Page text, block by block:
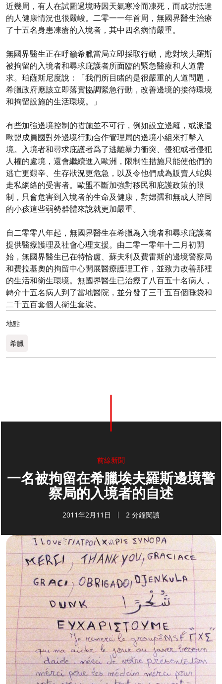
近幾周，有人在試圖過境時因天氣寒冷而凍死，而成功抵達
的人健康情況也很嚴峻。二零一一年首周，無國界醫生治療
了十五名身患凍瘡的入境者，其中四名病情嚴重。
無國界醫生正在呼籲希臘當局立即採取行動，應對埃夫羅斯
被拘留的入境者和尋求庇護者所面臨的緊急醫療和人道需
求。珀薩斯尼度說：「我們所目睹的是很嚴重的人道問題，
希臘政府應該立即落實協調緊急行動，改善邊境的接待環境
和拘留設施的生活環境。」
有些加強邊境控制的措施並不可行，例如設立邊籬，或派遣
歐盟成員國對外邊境行動合作管理局的邊境小組來打擊入
境。入境者和尋求庇護者爲了逃離暴力衝突、侵犯或者侵犯
人權的處境，還會繼續進入歐洲，限制性措施只能使他們的
逃亡更艱辛、生存狀況更危急，以及令他們成為販賣人蛇與
走私網絡的受害者。歐盟不斷加強對移民和庇護政策的限
制，只會危害到入境者的生命及健康，對婦孺和無成人陪同
的小孩這些弱勢群體來說就更加嚴重。
自二零零八年起，無國界醫生在希臘為入境者和尋求庇護者
提供醫療護理及社會心理支援。由二零一零年十二月初開
始，無國界醫生已在特恰盧、蘇夫利及費雷斯的邊境警察局
和費拉基奧的拘留中心開展醫療護理工作，並致力改善那裡
的生活和衛生環境。無國界醫生已治療了八百五十名病人，
轉介十五名病人到了當地醫院，並分發了三千五百個睡袋和
二千五百套個人衛生套裝。
地點
希臘​
前線新聞
一名被拘留在希臘埃夫羅斯邊境警
察局的入境者的自述
2011年2月11日 2 分鐘閱讀